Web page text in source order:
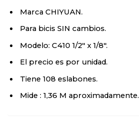
Marca CHIYUAN.
Para bicis SIN cambios.
Modelo: C410 1/2″ x 1/8″.
El precio es por unidad.
Tiene 108 eslabones.
Mide : 1,36 M aproximadamente.